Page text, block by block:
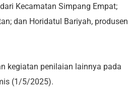
Kecamatan Simpang Empat;
dan Horidatul Bariyah, produsen
kegiatan penilaian lainnya pada
(1/5/2025).